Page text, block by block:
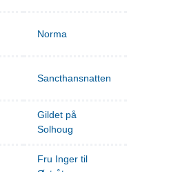
Norma
Sancthansnatten
Gildet på
Solhoug
Fru Inger til